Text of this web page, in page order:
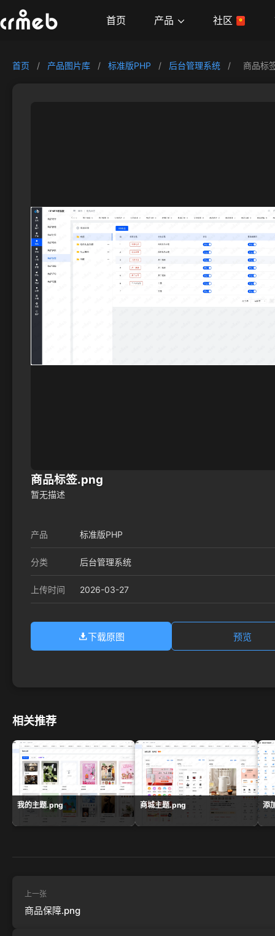
首页 产品 社区
首页 / 产品图片库 / 标准版PHP / 后台管理系统 / 商品标
商品标签.png
暂无描述
产品 标准版PHP
分类 后台管理系统
上传时间 2026-03-27
下载原图 预览
相关推荐
我的主题.png 商城主题.png 添
上一张
商品保障.png